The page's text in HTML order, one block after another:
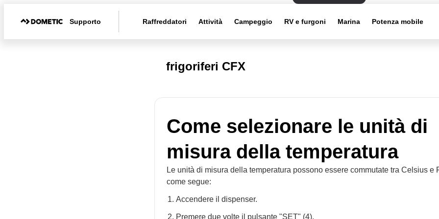
Supporto Raffreddatori Attività Campeggio RV e furgoni Marina Potenza mobile
frigoriferi CFX
Come selezionare le unità di
misura della temperatura
Le unità di misura della temperatura possono essere commutate tra Celsius e
come segue:
Accendere il dispenser.
Premere due volte il pulsante "SET" (4).